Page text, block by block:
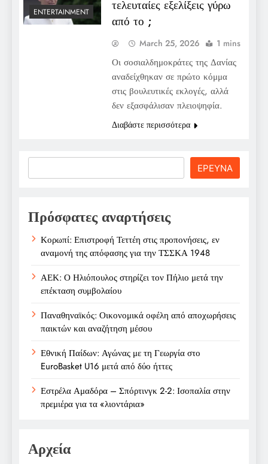
ENTERTAINMENT
τελευταίες εξελίξεις γύρω
από το ;
March 25, 2026 1 mins
Οι σοσιαλδημοκράτες της Δανίας
αναδείχθηκαν σε πρώτο κόμμα
στις βουλευτικές εκλογές, αλλά
δεν εξασφάλισαν πλειοψηφία.
Διαβάστε περισσότερα
ΕΡΕΥΝΑ
Πρόσφατες αναρτήσεις
Κορωπί: Επιστροφή Τεττέη στις προπονήσεις, εν
αναμονή της απόφασης για την ΤΣΣΚΑ 1948
ΑΕΚ: Ο Ηλιόπουλος στηρίζει τον Πήλιο μετά την
επέκταση συμβολαίου
Παναθηναϊκός: Οικονομικά οφέλη από αποχωρήσεις
παικτών και αναζήτηση μέσου
Εθνική Παίδων: Αγώνας με τη Γεωργία στο
EuroBasket U16 μετά από δύο ήττες
Εστρέλα Αμαδόρα – Σπόρτινγκ 2-2: Ισοπαλία στην
πρεμιέρα για τα «λιοντάρια»
Αρχεία